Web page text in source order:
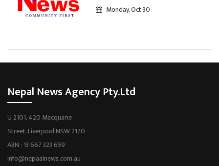
Monday, Oct 30
Nepal News Agency Pty.Ltd
U 2101, 420 Macquarie
Street, Liverpool NSW 2170
ABN : 13 667 323 659
info@nepaalnews.com.au